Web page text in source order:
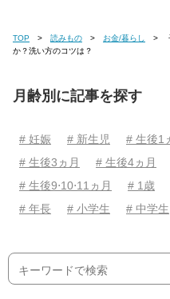
TOP 読みもの お金/暮らし
か？洗い方のコツは？
月齢別に記事を探す
# 妊娠 # 新生児 # 生後1
# 生後3ヵ月
# 生後4ヵ月
# 生後9⋅10⋅11ヵ月
# 1歳
# 年長
# 小学生 # 中学生